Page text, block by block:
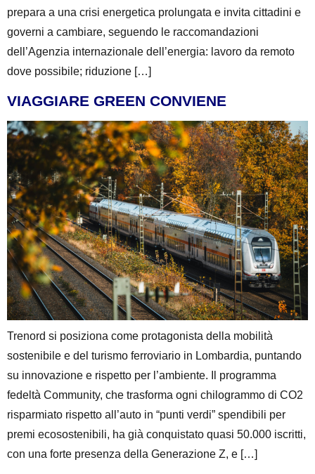
prepara a una crisi energetica prolungata e invita cittadini e
governi a cambiare, seguendo le raccomandazioni
dell’Agenzia internazionale dell’energia: lavoro da remoto
dove possibile; riduzione […]
VIAGGIARE GREEN CONVIENE
Trenord si posiziona come protagonista della mobilità
sostenibile e del turismo ferroviario in Lombardia, puntando
su innovazione e rispetto per l’ambiente. Il programma
fedeltà Community, che trasforma ogni chilogrammo di CO2
risparmiato rispetto all’auto in “punti verdi” spendibili per
premi ecosostenibili, ha già conquistato quasi 50.000 iscritti,
con una forte presenza della Generazione Z, e […]